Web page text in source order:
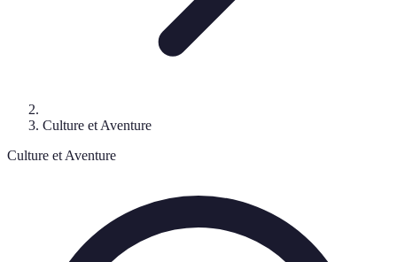
Culture et Aventure
Culture et Aventure